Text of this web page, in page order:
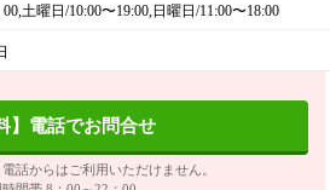
土曜日/10:00〜19:00,日曜日/11:00〜18:00
】電話でお問合せ
話からはご利用いただけません。